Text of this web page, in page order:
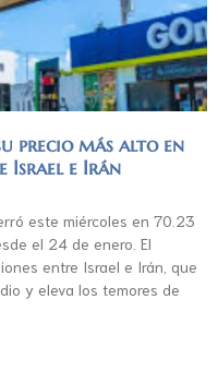
precio más alto en
Israel e Irán
este miércoles en 70.23
el 24 de enero. El
entre Israel e Irán, que
y eleva los temores de